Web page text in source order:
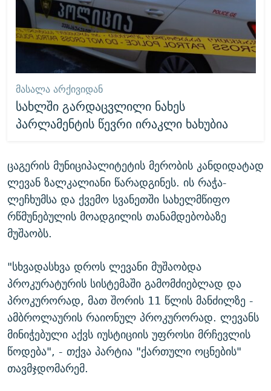
ᲛᲐᲡᲐᲚᲐ ᲐᲠᲥᲘᲕᲘᲓᲐᲜ
სახლში გარდაცვლილი ნახეს
პარლამენტის წევრი ირაკლი ხახუბია
ცაგერის მუნიციპალიტეტის მერობის კანდიდატად
ლევან ზალკალიანი წარადგინეს. ის რაჭა-
ლეჩხუმსა და ქვემო სვანეთში სახელმწიფო
რწმუნებულის მოადგილის თანამდებობაზე
მუშაობს.
"სხვადასხვა დროს ლევანი მუშაობდა
პროკურატურის სისტემაში გამომძიებლად და
პროკურორად, მათ შორის 11 წლის მანძილზე -
ამბროლაურის რაიონულ პროკურორად. ლევანს
მინიჭებული აქვს იუსტიციის უფროსი მრჩევლის
წოდება", - თქვა პარტია "ქართული ოცნების"
თავმჯდომარემ.